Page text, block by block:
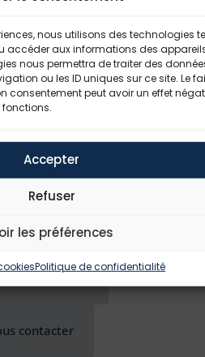
nous utilisons des technologies
accéder aux informations des
nous permettra de traiter des
ou les ID uniques sur ce site. Le
consentement peut avoir un effet
Accepter
Refuser
les préférences
Politique de confidentialité
à la
(à remplir)
la Formation
contacter